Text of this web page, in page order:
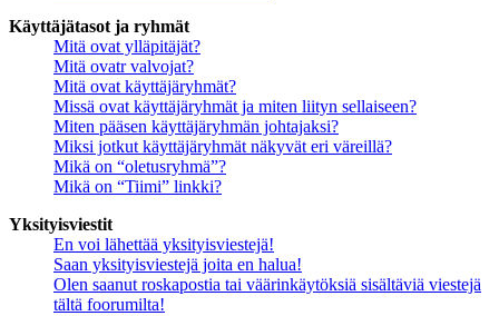
Käyttäjätasot ja ryhmät
Mitä ovat ylläpitäjät?
Mitä ovatr valvojat?
Mitä ovat käyttäjäryhmät?
Missä ovat käyttäjäryhmät ja miten liityn sellaiseen?
Miten pääsen käyttäjäryhmän johtajaksi?
Miksi jotkut käyttäjäryhmät näkyvät eri väreillä?
Mikä on “oletusryhmä”?
Mikä on “Tiimi” linkki?
Yksityisviestit
En voi lähettää yksityisviestejä!
Saan yksityisviestejä joita en halua!
Olen saanut roskapostia tai väärinkäytöksiä sisältäviä viestejä
tältä foorumilta!